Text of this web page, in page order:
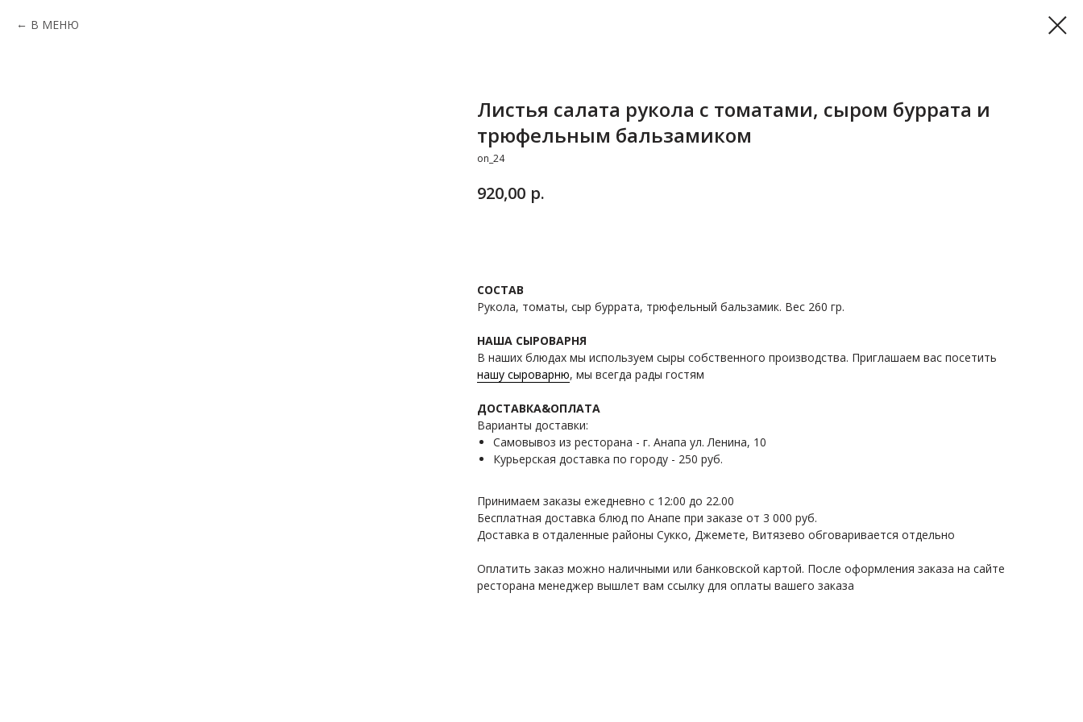
В МЕНЮ
Листья салата рукола с томатами, сыром буррата и
трюфельным бальзамиком
on_24
920,00 р.
СОСТАВ
Рукола, томаты, сыр буррата, трюфельный бальзамик. Вес 260 гр.
НАША СЫРОВАРНЯ
В наших блюдах мы используем сыры собственного производства. Приглашаем вас посетить
нашу сыроварню, мы всегда рады гостям
ДОСТАВКА&ОПЛАТА
Варианты доставки:
Самовывоз из ресторана - г. Анапа ул. Ленина, 10
Курьерская доставка по городу - 250 руб.
Принимаем заказы ежедневно с 12:00 до 22.00
Бесплатная доставка блюд по Анапе при заказе от 3 000 руб.
Доставка в отдаленные районы Сукко, Джемете, Витязево обговаривается отдельно
Оплатить заказ можно наличными или банковской картой. После оформления заказа на сайте
ресторана менеджер вышлет вам ссылку для оплаты вашего заказа